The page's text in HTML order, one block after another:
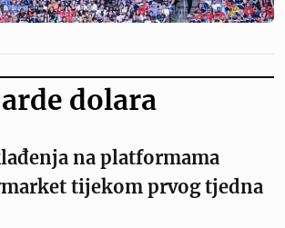
dolara
na platformama
tijekom prvog tjedna